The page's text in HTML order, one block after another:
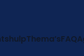
Thema’sFAQ